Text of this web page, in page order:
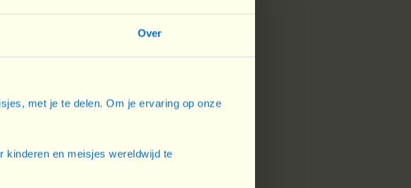
Over
met je te delen. Om je ervaring op onze
kinderen en meisjes wereldwijd te